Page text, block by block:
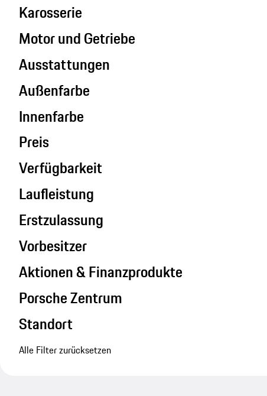
Karosserie
Motor und Getriebe
Ausstattungen
Außenfarbe
Innenfarbe
Preis
Verfügbarkeit
Laufleistung
Erstzulassung
Vorbesitzer
Aktionen & Finanzprodukte
Porsche Zentrum
Standort
Alle Filter zurücksetzen